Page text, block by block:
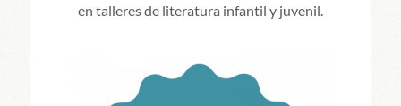
en talleres de literatura infantil y juvenil.